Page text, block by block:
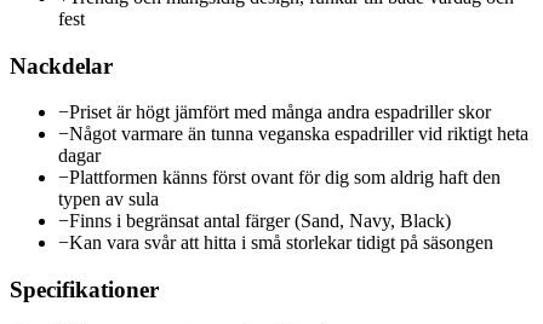
fest
Nackdelar
−Priset är högt jämfört med många andra espadriller skor
−Något varmare än tunna veganska espadriller vid riktigt heta
dagar
−Plattformen känns först ovant för dig som aldrig haft den
typen av sula
−Finns i begränsat antal färger (Sand, Navy, Black)
−Kan vara svår att hitta i små storlekar tidigt på säsongen
Specifikationer